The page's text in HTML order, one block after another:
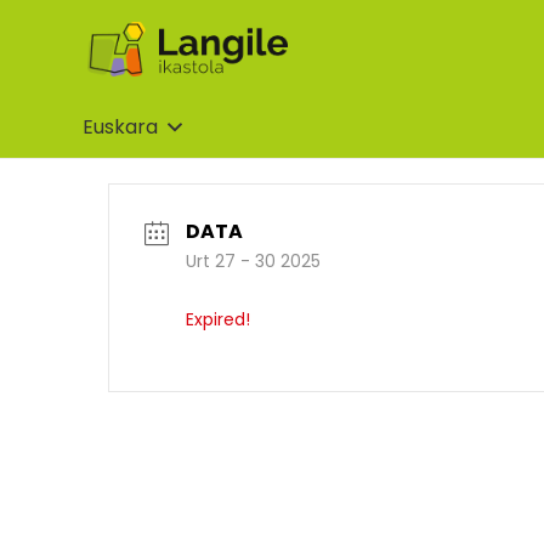
Euskara
DATA
Urt 27 - 30 2025
Expired!